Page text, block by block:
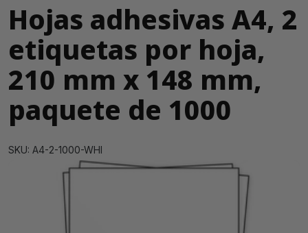
Hojas adhesivas A4, 2
etiquetas por hoja,
210 mm x 148 mm,
paquete de 1000
SKU: A4-2-1000-WHI